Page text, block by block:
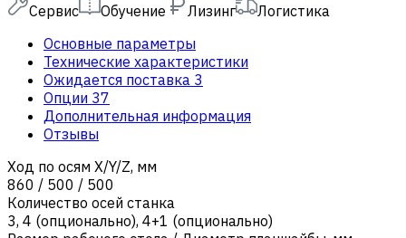
Сервис
Обучение Лизинг
Логистика
Основные параметры
Технические характеристики
Ожидается поставка 3
Опции 37
Дополнительная информация
Отзывы
Ход по осям X/Y/Z, мм
860 / 500 / 500
Количество осей станка
3, 4 (опционально), 4+1 (опционально)